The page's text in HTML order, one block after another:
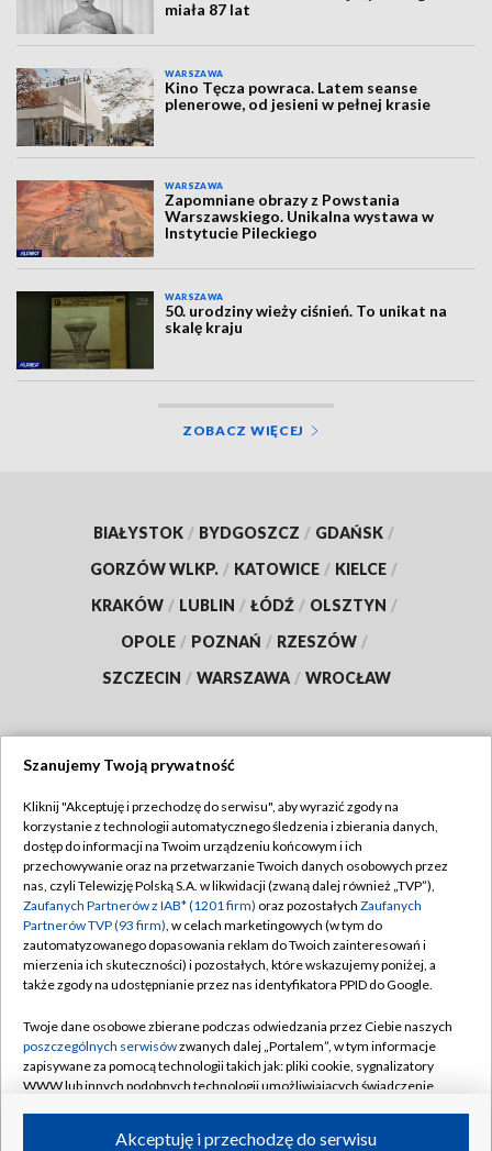
miała 87 lat
WARSZAWA
Kino Tęcza powraca. Latem seanse
plenerowe, od jesieni w pełnej krasie
WARSZAWA
Zapomniane obrazy z Powstania
Warszawskiego. Unikalna wystawa w
Instytucie Pileckiego
WARSZAWA
50. urodziny wieży ciśnień. To unikat na
skalę kraju
ZOBACZ WIĘCEJ
BIAŁYSTOK / BYDGOSZCZ / GDAŃSK /
GORZÓW WLKP. / KATOWICE / KIELCE /
KRAKÓW / LUBLIN / ŁÓDŹ / OLSZTYN /
OPOLE / POZNAŃ / RZESZÓW /
SZCZECIN / WARSZAWA / WROCŁAW
TVP
Abonament TVP
Emisja w TVP
Centrum informacji TVP
Naziemna Telewizja Cyfrowa
Rada Programowa
System NOS
Informacje o nadawcy
Regulamin TVP
Polityka prywatności
Moje zgody
Pomoc
Kontakt
Kanały
Szanujemy Twoją prywatność
Kliknij "Akceptuję i przechodzę do serwisu", aby wyrazić zgody na
korzystanie z technologii automatycznego śledzenia i zbierania danych,
dostęp do informacji na Twoim urządzeniu końcowym i ich
przechowywanie oraz na przetwarzanie Twoich danych osobowych przez
nas, czyli Telewizję Polską S.A. w likwidacji (zwaną dalej również „TVP”),
Zaufanych Partnerów z IAB* (1201 firm) oraz pozostałych Zaufanych
Partnerów TVP (93 firm), w celach marketingowych (w tym do
zautomatyzowanego dopasowania reklam do Twoich zainteresowań i
mierzenia ich skuteczności) i pozostałych, które wskazujemy poniżej, a
także zgody na udostępnianie przez nas identyfikatora PPID do Google.
Twoje dane osobowe zbierane podczas odwiedzania przez Ciebie naszych
poszczególnych serwisówzwanych dalej „Portalem”, w tym informacje
zapisywane za pomocą technologii takich jak: pliki cookie, sygnalizatory
WWW lub innych podobnych technologii umożliwiających świadczenie
ruchu w Internecie.Akceptuję i przechodzę do serwisu